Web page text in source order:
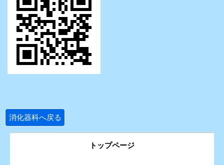
消化器科へ戻る
トップページ